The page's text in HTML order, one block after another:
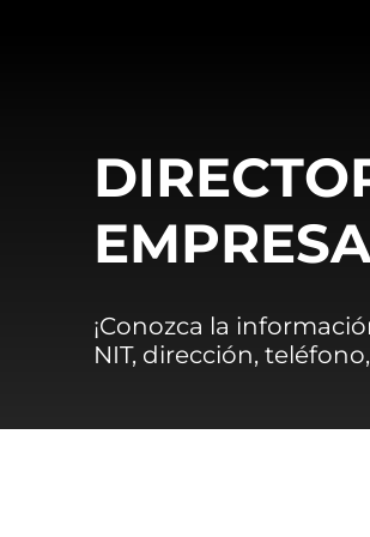
¡Conozca la
NIT, dirección,